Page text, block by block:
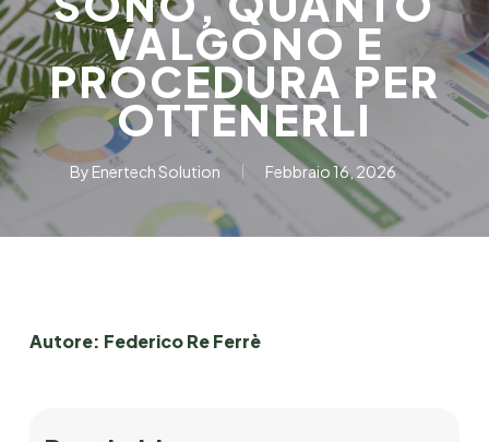
VALGONO E
PROCEDURA PER
OTTENERLI
By Enertech Solution Febbraio 16, 2026
Autore: Federico Re Ferrè